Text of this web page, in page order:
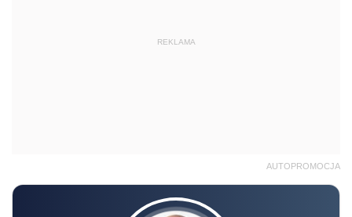
REKLAMA
AUTOPROMOCJA